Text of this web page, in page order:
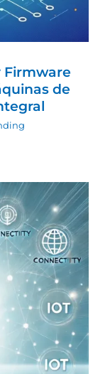
Firmware
de
Era de la
de efectivo